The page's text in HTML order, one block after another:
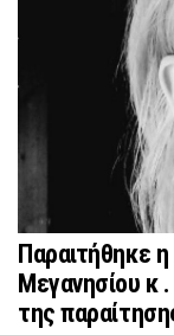
Παραιτήθηκε
Μεγανησίου κ
της